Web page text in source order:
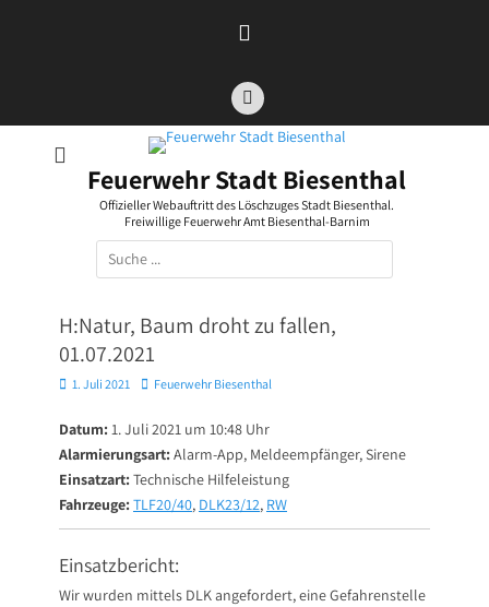
Facebook
Feuerwehr Stadt Biesenthal
Offizieller Webauftritt des Löschzuges Stadt Biesenthal.
Freiwillige Feuerwehr Amt Biesenthal-Barnim
Suchen
nach:
H:Natur, Baum droht zu fallen,
01.07.2021
Posted
1. Juli 2021 AutorFeuerwehr Biesenthal
Datum: 1. Juli 2021 um 10:48 Uhr
Alarmierungsart: Alarm-App, Meldeempfänger, Sirene
Einsatzart: Technische Hilfeleistung
Fahrzeuge: TLF20/40, DLK23/12, RW
Einsatzbericht:
Wir wurden mittels DLK angefordert, eine Gefahrenstelle